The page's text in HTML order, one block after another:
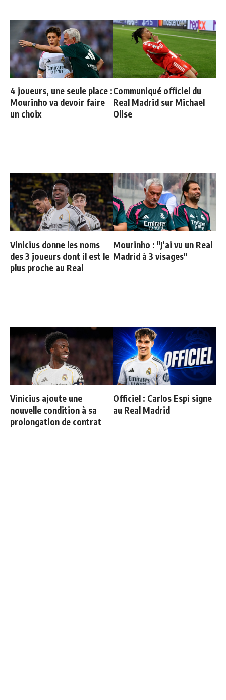
4 joueurs, une seule place :
Mourinho va devoir faire
un choix
Communiqué officiel du
Real Madrid sur Michael
Olise
Vinicius donne les noms
des 3 joueurs dont il est le
plus proche au Real
Mourinho : "J’ai vu un Real
Madrid à 3 visages"
Vinicius ajoute une
nouvelle condition à sa
prolongation de contrat
Officiel : Carlos Espi signe
au Real Madrid